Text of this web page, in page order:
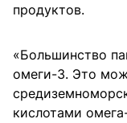
продуктов.
«Большинство
омеги-3. Это
кислотами